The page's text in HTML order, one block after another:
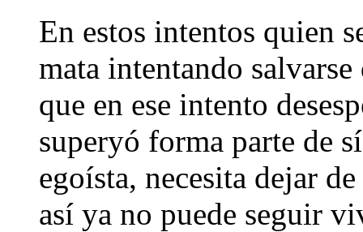
En estos intentos quien
mata intentando
que en ese intento
superyó forma parte de
egoísta, necesita dejar
así ya no puede seguir